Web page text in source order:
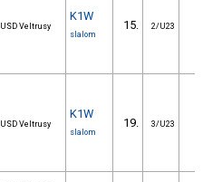
USD Veltrusy
K1W
slalom
15. 2/U23
USD Veltrusy
K1W
slalom
19. 3/U23